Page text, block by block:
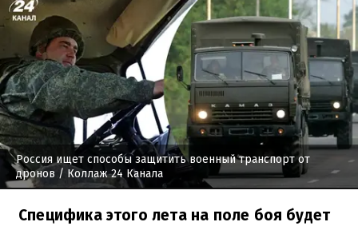
Россия ищет способы защитить военный транспорт от
дронов / Коллаж 24 Канала
Специфика этого лета на поле боя будет